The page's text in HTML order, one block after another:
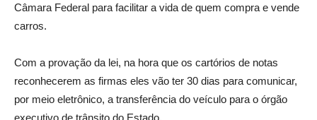
Câmara Federal para facilitar a vida de quem compra e vende
carros.
Com a provação da lei, na hora que os cartórios de notas
reconhecerem as firmas eles vão ter 30 dias para comunicar,
por meio eletrônico, a transferência do veículo para o órgão
executivo de trânsito do Estado.